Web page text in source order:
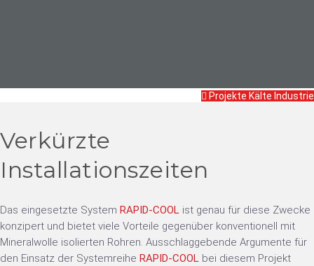
Projekte Kälte Industrie
Verkürzte
Installationszeiten
Das eingesetzte System RAPID-COOL ist genau für diese Zwecke
konzipert und bietet viele Vorteile gegenüber konventionell mit
Mineralwolle isolierten Rohren. Ausschlaggebende Argumente für
den Einsatz der Systemreihe RAPID-COOL bei diesem Projekt